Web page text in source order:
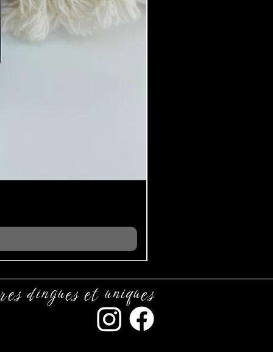
dingues et uniques